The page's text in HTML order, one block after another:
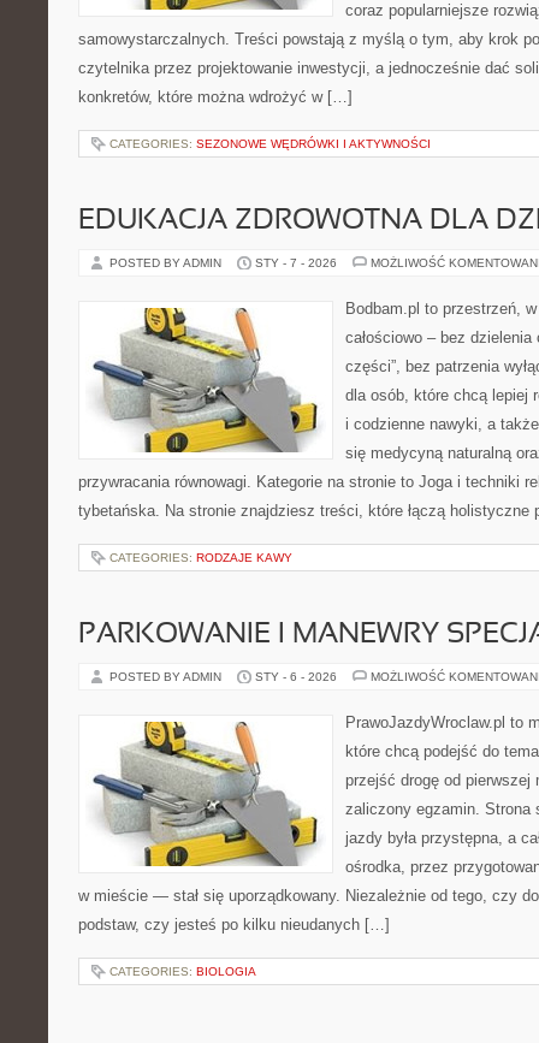
coraz popularniejsze
samowystarczalnych. Treści powstają z myślą o tym, aby krok
czytelnika przez projektowanie inwestycji, a jednocześnie dać
konkretów, które można wdrożyć w […]
CATEGORIES: SEZONOWE WĘDRÓWKI I AKTYWNOŚCI
EDUKACJA ZDROWOTNA DLA
POSTED BY ADMIN STY - 7 - 2026 MOŻLIWOŚĆ
Bodbam.pl to przestrzeń,
całościowo – bez dzielenia
części”, bez patrzenia
dla osób, które chcą lepiej
i codzienne nawyki, a
się medycyną naturalną
przywracania równowagi. Kategorie na stronie to Joga i techniki
tybetańska. Na stronie znajdziesz treści, które łączą
CATEGORIES: RODZAJE KAWY
PARKOWANIE I MANEWRY
POSTED BY ADMIN STY - 6 - 2026 MOŻLIWOŚĆ
PrawoJazdyWroclaw.pl to
które chcą podejść do
przejść drogę od pierwszej
zaliczony egzamin. Strona
jazdy była przystępna, a
ośrodka, przez
w mieście — stał się uporządkowany. Niezależnie od tego, czy
podstaw, czy jesteś po kilku nieudanych […]
CATEGORIES: BIOLOGIA